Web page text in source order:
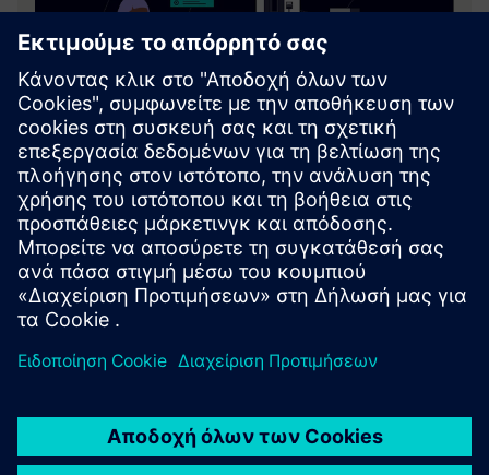
SINUMERIK πυξίδα μηχανών
Μάθετε ποιες μηχανές SINUMERIK CNC θα εκτεθούν
στην έκθεση.
Ανακαλύψτε τον κόσμο των μηχανών SINUMERIK